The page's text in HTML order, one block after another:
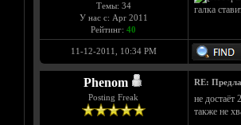
Темы: 34
У нас с: Apr 2011
Рейтинг: 40
галка
11-12-2011, 10:34 PM
Phenom
Posting Freak
RE:
не
также не